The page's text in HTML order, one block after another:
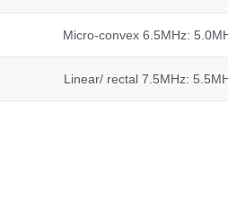
Micro-convex 6.5MHz:
Linear/ rectal 7.5MHz: